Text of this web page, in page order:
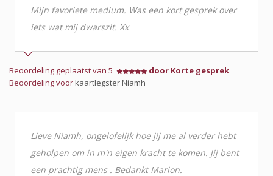
Mijn favoriete medium. Was een kort gesprek over
iets wat mij dwarszit. Xx
Beoordeling geplaatst van 5
door Korte gesprek
Beoordeling voorkaartlegster Niamh
Lieve Niamh, ongelofelijk hoe jij me al verder hebt
geholpen om in m'n eigen kracht te komen. Jij bent
een prachtig mens . Bedankt Marion.